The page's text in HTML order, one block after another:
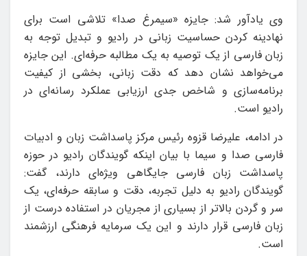
وی یادآور شد: جایزه «سیمرغ صدا» تلاشی است برای
نهادینه‌ کردن حساسیت زبانی در رادیو و تبدیل توجه به
زبان فارسی از یک توصیه به یک مطالبه حرفه‌ای. این جایزه
می‌خواهد نشان دهد که دقت زبانی، بخشی از کیفیت
برنامه‌سازی و شاخص جدی ارزیابی عملکرد رسانه‌ای در
رادیو است.
در ادامه، علیرضا قزوه رئیس مرکز پاسداشت زبان و ادبیات
فارسی صدا و سیما با بیان اینکه گویندگان رادیو در حوزه
پاسداشت زبان فارسی جایگاهی ویژه‌ای دارند، گفت:
گویندگان رادیو به دلیل تجربه، دقت و سابقه حرفه‌ای، یک
سر و گردن بالاتر از بسیاری از مجریان در استفاده درست از
زبان فارسی قرار دارند و این یک سرمایه فرهنگی ارزشمند
است.